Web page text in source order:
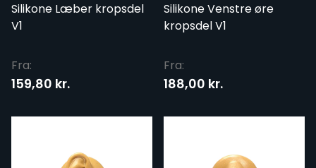
Silikone Læber kropsdel
V1
Fra:
159,80 kr.
Silikone Venstre øre
kropsdel V1
Fra:
188,00 kr.